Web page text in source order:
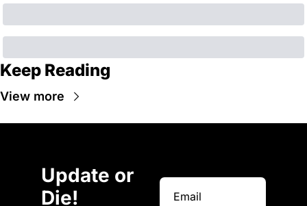
Keep Reading
View more
Update or
Die!